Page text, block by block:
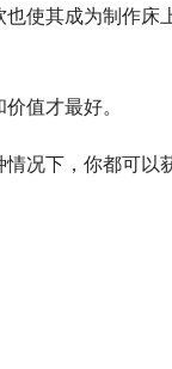
使其成为制作床
值才最好。
况下，你都可以